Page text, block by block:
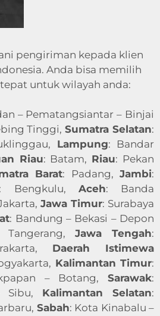
pengiriman kepada klien
Anda bisa memilih
untuk wilayah anda:
– Pematangsiantar – Binjai
Tinggi,Sumatra Selatan:
Lampung: Bandar
Riau: Batam, Riau: Pekan
Barat: Padang,Jambi:
: Bengkulu, Aceh: Banda
Jawa Timur: Surabaya
: Bandung – Bekasi – Depon
Tangerang,Jawa Tengah:
Daerah Istimewa
Kalimantan Timur:
– Botang, Sarawak:
Sibu, Kalimantan Selatan:
Sabah: Kota Kinabalu –